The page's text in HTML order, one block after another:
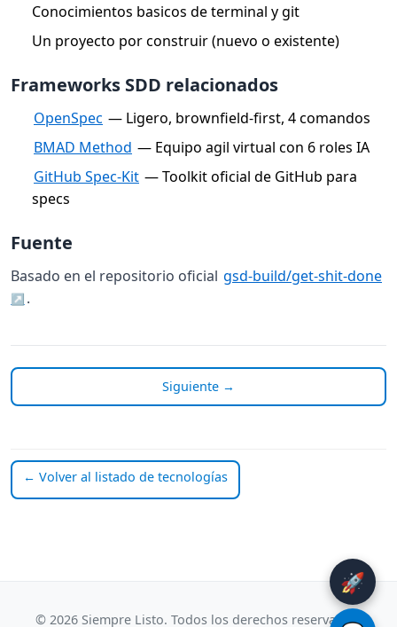
Conocimientos basicos de terminal y git
Un proyecto por construir (nuevo o existente)
Frameworks SDD relacionados
OpenSpec — Ligero, brownfield-first, 4 comandos
BMAD Method — Equipo agil virtual con 6 roles IA
GitHub Spec-Kit — Toolkit oficial de GitHub para
specs
Fuente
Basado en el repositorio oficial gsd-build/get-shit-done
.
Siguiente →
← Volver al listado de tecnologías
🚀
© 2026 Siempre Listo. Todos los derechos reservados.